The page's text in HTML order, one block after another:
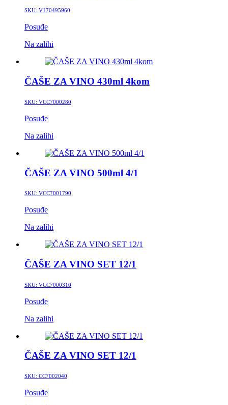
SKU: V170495960
Posuđe
Na zalihi
ČAŠE ZA VINO 430ml 4kom
SKU: VCC7000280
Posuđe
Na zalihi
ČAŠE ZA VINO 500ml 4/1
SKU: VCC7001790
Posuđe
Na zalihi
ČAŠE ZA VINO SET 12/1
SKU: VCC7000310
Posuđe
Na zalihi
ČAŠE ZA VINO SET 12/1
SKU: CC7002040
Posuđe